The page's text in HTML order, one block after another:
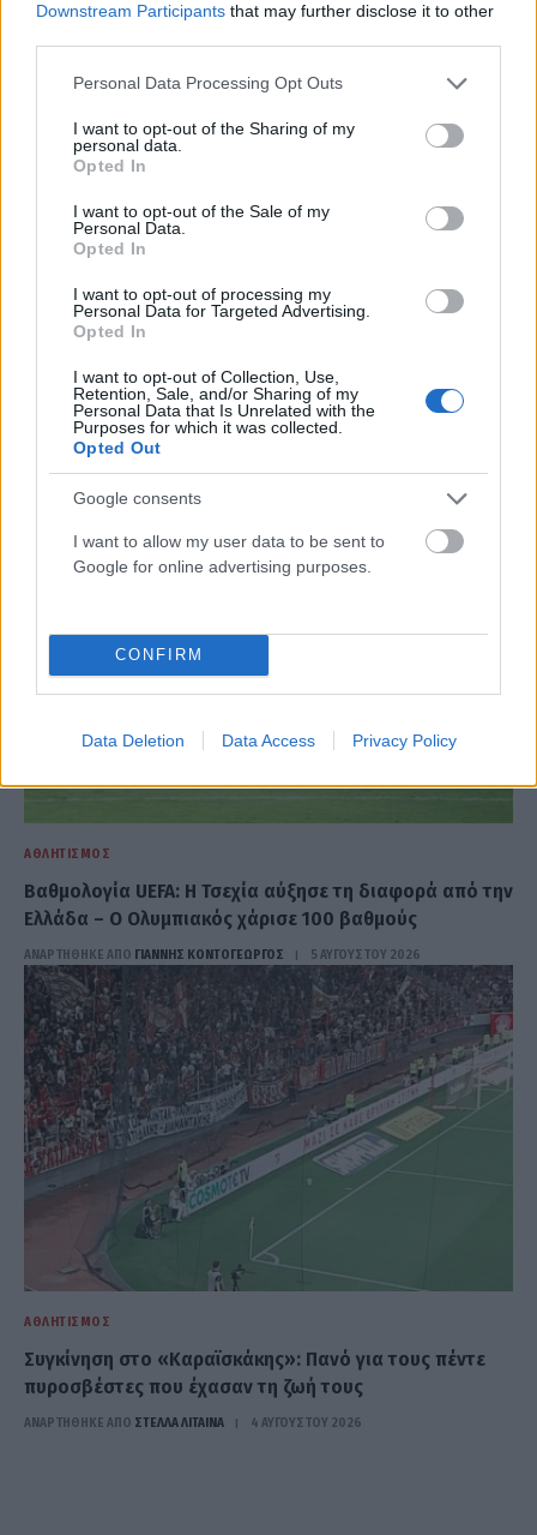
Downstream Participants that may further disclose it to other
Please note that this website/app uses one or more Google
not limited to your visit or usage behaviour. You may click to
grant or deny consent to Google and its third-party tags to
use your data for below specified purposes in below Google
consent section.
Personal Data Processing Opt Outs
I want to opt-out of the Sharing of my
personal data.
Opted In
I want to opt-out of the Sale of my
Personal Data.
Opted In
I want to opt-out of processing my
Personal Data for Targeted Advertising.
Opted In
I want to opt-out of Collection, Use,
Retention, Sale, and/or Sharing of my
Personal Data that Is Unrelated with the
Purposes for which it was collected.
Opted Out
Google consents
I want to allow my user data to be sent to
Google for online advertising purposes.
CONFIRM
Data Deletion Data Access Privacy Policy
Κρίση στη FIFA: Έκτακτη σύσκεψη του Ινφαντίνο στο
Μαρόκο μετά το «ναυάγιο» του σχεδίου πώλησης
εμπορικών δικαιωμάτων
ΑΘΛΗΤΙΣΜΌΣ
Βαθμολογία UEFA: H Τσεχία αύξησε τη διαφορά από την
Ελλάδα – Ο Ολυμπιακός χάρισε 100 βαθμούς
ΑΝΑΡΤΗΘΗΚΕ ΑΠΟ ΓΙΆΝΝΗΣ ΚΟΝΤΟΓΕΏΡΓΟΣ 5 ΑΥΓΟΎΣΤΟΥ 2026
ΑΘΛΗΤΙΣΜΌΣ
Συγκίνηση στο «Καραϊσκάκης»: Πανό για τους πέντε
πυροσβέστες που έχασαν τη ζωή τους
ΑΝΑΡΤΗΘΗΚΕ ΑΠΟ ΣΤΈΛΛΑ ΛΊΤΑΙΝΑ 4 ΑΥΓΟΎΣΤΟΥ 2026